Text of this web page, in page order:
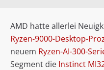
AMD hatte allerlei
Ryzen-9000-Desktop-
neuem Ryzen-AI-300-
Segment die Instinct